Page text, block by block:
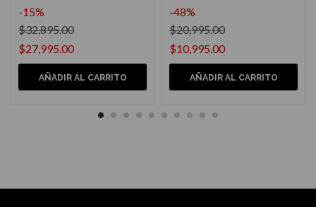
$27,995.00
$32,895.00
-15%
AÑADIR AL CARRITO
$10,995.00
$20,995.00
-48%
AÑADIR AL CARRITO